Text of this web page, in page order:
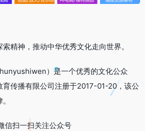
精神，推动中华优秀文化走向世界。
）是一个优秀的文化公众
育传播有限公司注册于2017-01-20，该公
信扫一扫关注公众号